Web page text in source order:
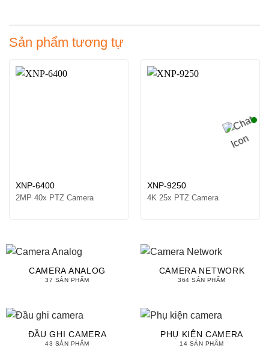
Sản phẩm tương tự
XNP-6400
2MP 40x PTZ Camera
XNP-9250
4K 25x PTZ Camera
CAMERA ANALOG
37 SẢN PHẨM
CAMERA NETWORK
364 SẢN PHẨM
ĐẦU GHI CAMERA
43 SẢN PHẨM
PHỤ KIỆN CAMERA
14 SẢN PHẨM